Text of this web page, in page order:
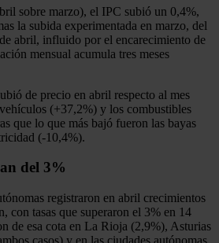
sobre marzo), el IPC subió un 0,4%,
la subida experimentada en marzo, del
abril, influido por el encarecimiento de
mensual acumula tres meses
de precio en abril respecto al mes
(+37,2%) y los combustibles
que lo que más bajó fueron las bayas
(-10,4%).
del 3%
registraron en abril crecimientos
con tasas que superaron el 3% en 14
de esa cota en La Rioja (2,9%), Asturias
casos) y en las ciudades autónomas